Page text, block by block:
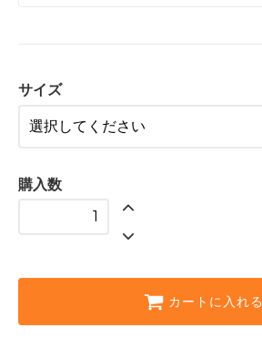
サイズ
購入数
カートに入れる